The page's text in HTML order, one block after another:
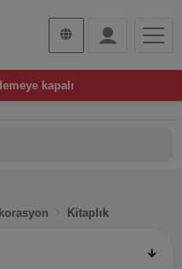
kapalı
Kitaplık